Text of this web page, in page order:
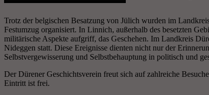
Trotz der belgischen Besatzung von Jülich wurden im
Festumzug organisiert. In Linnich, außerhalb des besetzten
militärische Aspekte aufgriff, das Geschehen. Im Landkreis
Nideggen statt. Diese Ereignisse dienten nicht nur der
Selbstvergewisserung und Selbstbehauptung in politisch und
Der Dürener Geschichtsverein freut sich auf zahlreiche
Eintritt ist frei.